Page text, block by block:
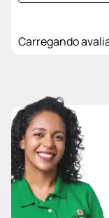
Carregando